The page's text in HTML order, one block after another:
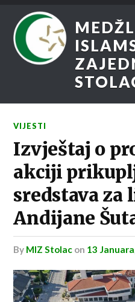
VIJESTI
Izvještaj o
akciji
sredstava za
Andijane
by MIZ Stolac on 13